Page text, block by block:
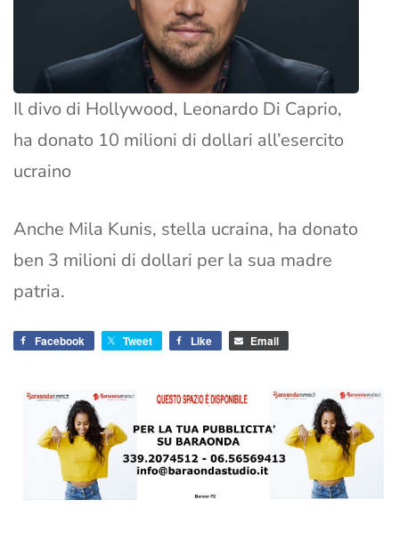
Il divo di Hollywood, Leonardo Di Caprio,
ha donato 10 milioni di dollari all’esercito
ucraino
Anche Mila Kunis, stella ucraina, ha donato
ben 3 milioni di dollari per la sua madre
patria.
Facebook Tweet Like Email